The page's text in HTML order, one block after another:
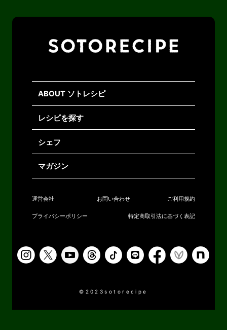
ABOUT ソトレシピ
レシピを探す
シェフ
マガジン
運営会社 お問い合わせ ご利用規約
プライバシーポリシー 特定商取引法に基づく表記
©2023sotorecipe